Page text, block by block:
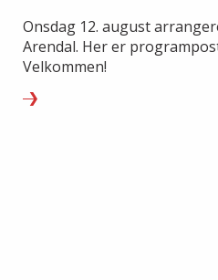
Onsdag 12. august
Arendal. Her er
Velkommen!